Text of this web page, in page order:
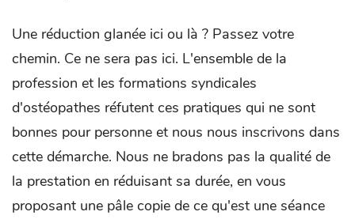
Une réduction glanée ici ou là ? Passez votre
chemin. Ce ne sera pas ici. L'ensemble de la
profession et les formations syndicales
d'ostéopathes réfutent ces pratiques qui ne sont
bonnes pour personne et nous nous inscrivons dans
cette démarche. Nous ne bradons pas la qualité de
la prestation en réduisant sa durée, en vous
proposant une pâle copie de ce qu'est une séance